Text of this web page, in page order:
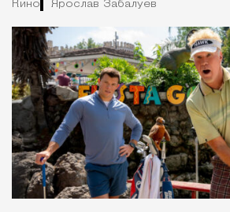
Кино Ярослав Забалуев